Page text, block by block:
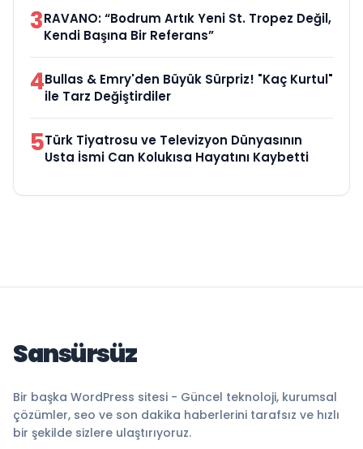
3RAVANO: “Bodrum Artık Yeni St. Tropez Değil,
Kendi Başına Bir Referans”
4Bullas & Emry'den Büyük Sürpriz! "Kaç Kurtul"
ile Tarz Değiştirdiler
5Türk Tiyatrosu ve Televizyon Dünyasının
Usta İsmi Can Kolukısa Hayatını Kaybetti
Sansürsüz
Bir başka WordPress sitesi - Güncel teknoloji, kurumsal
çözümler, seo ve son dakika haberlerini tarafsız ve hızlı
bir şekilde sizlere ulaştırıyoruz.